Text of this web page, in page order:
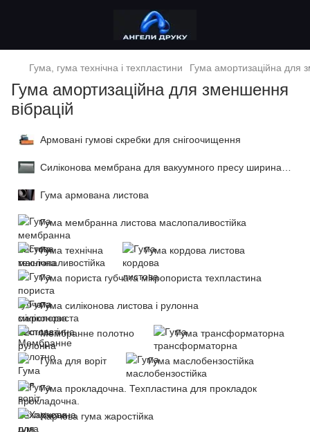
Гума, гума технічна і техпластини Гума амортизаційна для
Гума амортизаційна для зменшення
вібрацій
Армовані гумові скребки для снігоочищення
Гума армована листова
Гума мембранна листова маслопаливостійка
Гума технічна Гума кордова листова
Гума пориста губчата мікропориста техпластина
Гума силіконова листова і рулонна
Мембранне полотно Гума трансформаторна
Гума для воріт Гума маслобензостійка
Гума прокладочна. Техпластина для прокладок
Харчова гума жаростійка